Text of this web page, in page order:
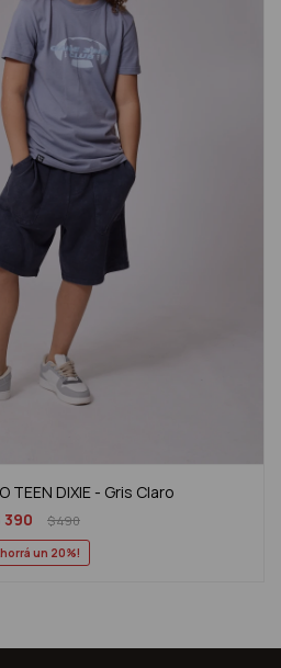
TEEN DIXIE - Gris Claro
390 $490
20